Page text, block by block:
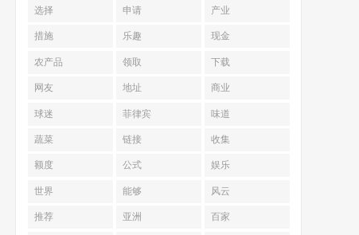
选择 申请 产业
措施 乐趣 现金
农产品 领取 下载
网友 地址 商业
球迷 菲律宾 味道
蔬菜 链接 收集
额度 公式 娱乐
世界 能够 风云
推荐 亚洲 百家